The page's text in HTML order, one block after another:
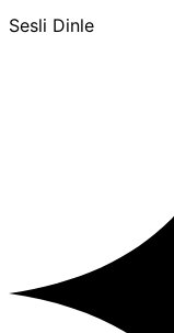
Sesli Dinle